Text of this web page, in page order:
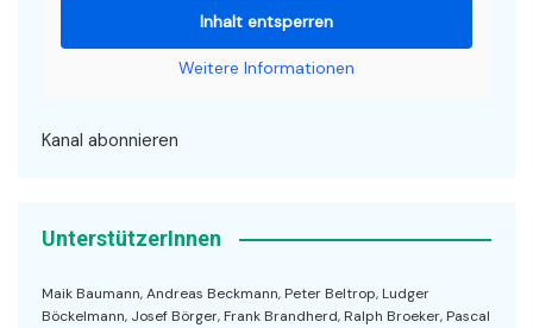
Inhalt entsperren
Weitere Informationen
Kanal abonnieren
UnterstützerInnen
Maik Baumann, Andreas Beckmann, Peter Beltrop, Ludger
Böckelmann, Josef Börger, Frank Brandherd, Ralph Broeker, Pascal